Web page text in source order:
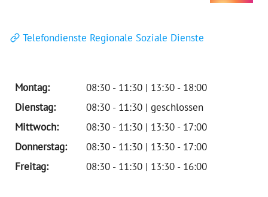
Telefondienste Regionale Soziale Dienste
Montag:
08:30 - 11:30 | 13:30 - 18:00
Dienstag:
08:30 - 11:30 | geschlossen
Mittwoch:
08:30 - 11:30 | 13:30 - 17:00
Donnerstag:
08:30 - 11:30 | 13:30 - 17:00
Freitag:
08:30 - 11:30 | 13:30 - 16:00